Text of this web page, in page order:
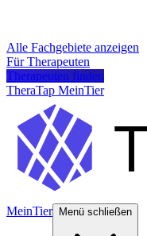
Alle Fachgebiete anzeigen
Für Therapeuten
Therapeuten finden
TheraTap MeinTier
MeinTier Menü schließen